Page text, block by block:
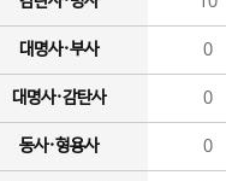
대명사·부사 0
대명사·감탄사 0
동사·형용사 0